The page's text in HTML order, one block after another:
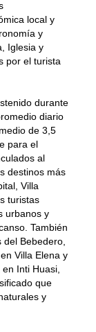
local y
y
Iglesia y
por el turista
durante
diario
de 3,5
para el
al
destinos más
Villa
turistas
urbanos y
También
del Bebedero,
Villa Elena y
Inti Huasi,
que
y